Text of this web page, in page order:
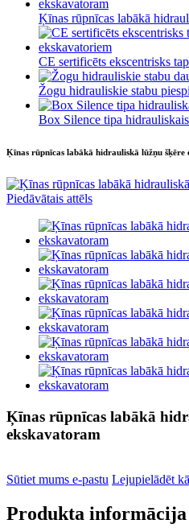
Ķīnas rūpnīcas labākā
CE sertificēts ekscentrisks
Žogu hidrauliskie stabu
Box Silence tipa
Ķīnas rūpnīcas labākā hidrauliskā lūžņu šķēre
Ķīnas rūpnīcas labākā
ekskavatoram
Sūtiet mums e-pastu Lejupielādēt
Produkta informācija